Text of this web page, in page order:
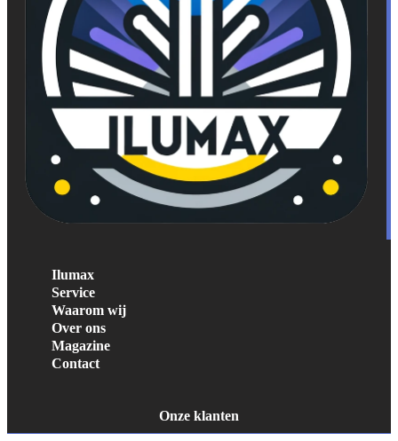
Ilumax
Service
Waarom wij
Over ons
Magazine
Contact
Onze klanten